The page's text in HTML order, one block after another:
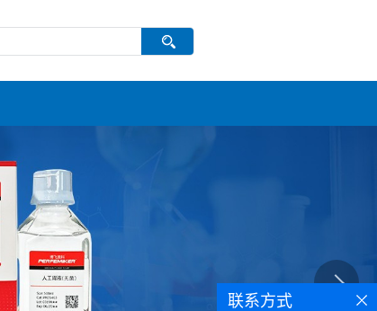
联系方式